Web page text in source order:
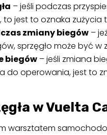
– jeśli podczas
jest to oznaka zużycia
zmiany biegów –
sprzęgło może być w
biegów – jeśli zmiana
do operowania, jest to
w Vuelta
warsztatem